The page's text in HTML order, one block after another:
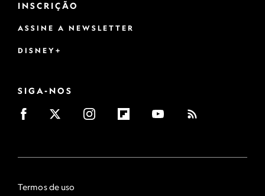
INSCRIÇÃO
ASSINE A NEWSLETTER
DISNEY+
SIGA-NOS
Termos de uso